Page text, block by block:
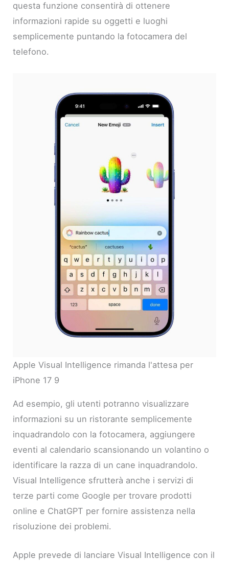
questa funzione consentirà di ottenere
informazioni rapide su oggetti e luoghi
semplicemente puntando la fotocamera del
telefono.
Apple Visual Intelligence rimanda l'attesa per
iPhone 17 9
Ad esempio, gli utenti potranno visualizzare
informazioni su un ristorante semplicemente
inquadrandolo con la fotocamera, aggiungere
eventi al calendario scansionando un volantino o
identificare la razza di un cane inquadrandolo.
Visual Intelligence sfrutterà anche i servizi di
terze parti come Google per trovare prodotti
online e ChatGPT per fornire assistenza nella
risoluzione dei problemi.
Apple prevede di lanciare Visual Intelligence con il